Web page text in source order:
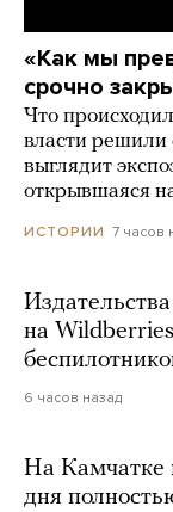
«Как мы
срочно
Что
власти решили
выглядит
открывшаяся
ИСТОРИИ 7 часов
на
6 часов назад
На Камчатке
дня